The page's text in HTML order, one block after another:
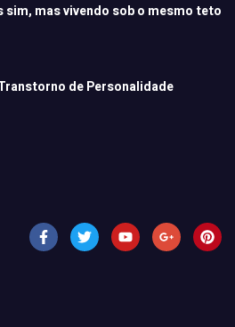
sim, mas vivendo sob o mesmo teto
de Personalidade